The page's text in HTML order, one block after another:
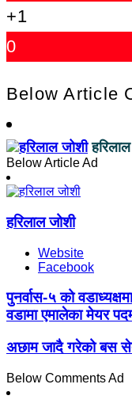
+1
0
Below Article
Below Article Ad
हरिलाल जोशी
Website
Facebook
पुनर्वास-५ को
वडामा एमालेका मेयर
अछाम जादै गरेको बस
Below Comments Ad